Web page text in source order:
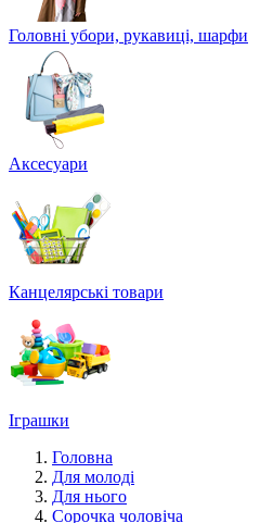
Головні убори, рукавиці, шарфи
Аксесуари
Канцелярські товари
Іграшки
Головна
Для молоді
Для нього
Сорочка чоловіча